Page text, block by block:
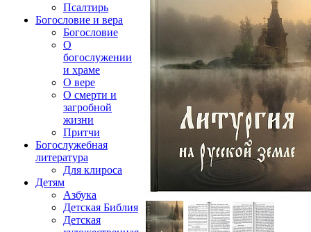
Псалтирь
Богословие и вера
Богословие
О
богослужении
и храме
О вере
О смерти и
загробной
жизни
Притчи
Богослужебная
литература
Для клироса
Детям
Азбука
Детская Библия
Детская